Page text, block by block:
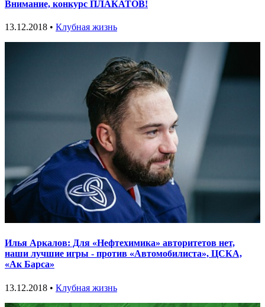
Внимание, конкурс ПЛАКАТОВ!
13.12.2018 • Клубная жизнь
Илья Аркалов: Для «Нефтехимика» авторитетов нет,
наши лучшие игры - против «Автомобилиста», ЦСКА,
«Ак Барса»
13.12.2018 • Клубная жизнь